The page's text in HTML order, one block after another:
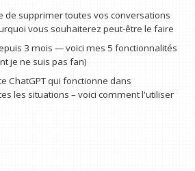
de supprimer toutes vos conversations
vous souhaiterez peut-être le faire
3 mois — voici mes 5 fonctionnalités
je ne suis pas fan)
ChatGPT qui fonctionne dans
les situations – voici comment l'utiliser